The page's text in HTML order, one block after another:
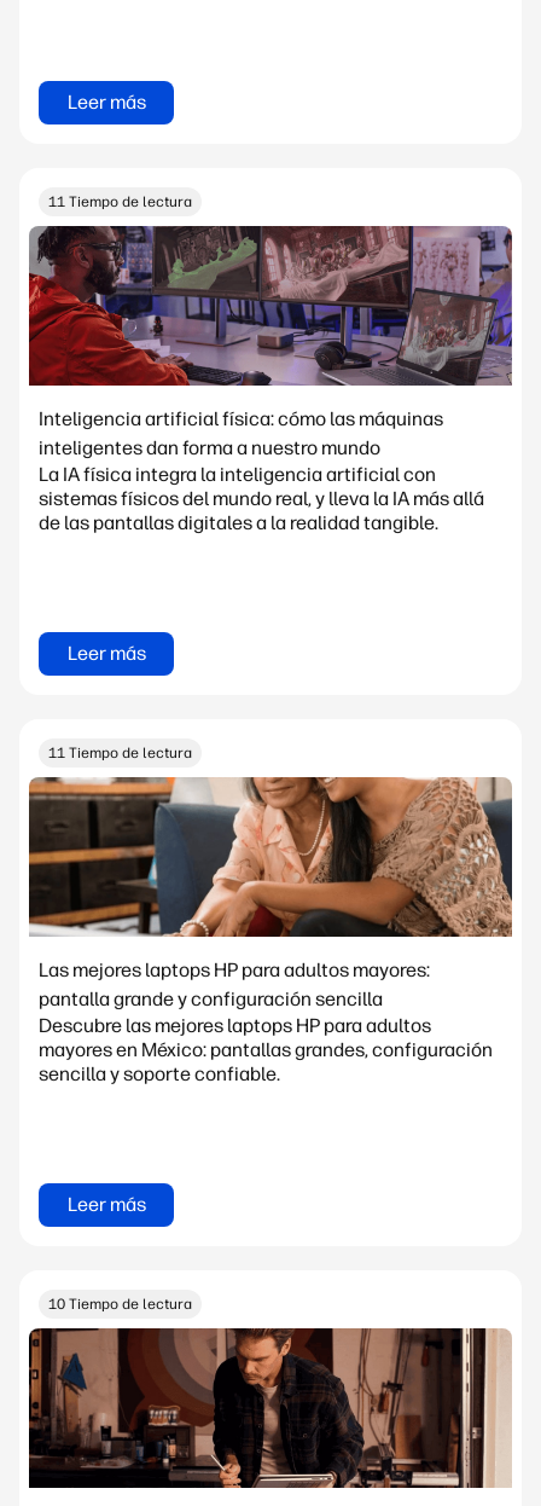
Leer más
11 Tiempo de lectura
Inteligencia artificial física: cómo las máquinas
inteligentes dan forma a nuestro mundo
La IA física integra la inteligencia artificial con
sistemas físicos del mundo real, y lleva la IA más allá
de las pantallas digitales a la realidad tangible.
Leer más
11 Tiempo de lectura
Las mejores laptops HP para adultos mayores:
pantalla grande y configuración sencilla
Descubre las mejores laptops HP para adultos
mayores en México: pantallas grandes, configuración
sencilla y soporte confiable.
Leer más
10 Tiempo de lectura